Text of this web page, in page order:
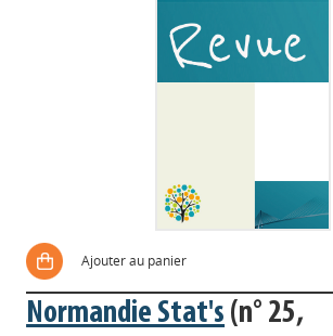
Ajouter au panier
Normandie Stat's (n° 25,